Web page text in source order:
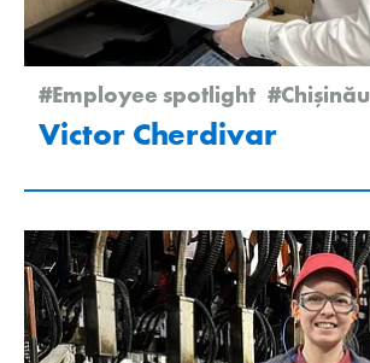
#Employee spotlight #Chişinău
Victor Cherdivar